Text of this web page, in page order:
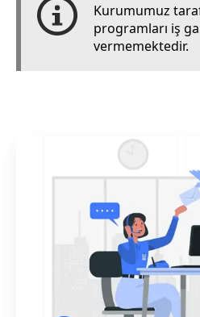
Kurumumuz
programları iş
vermemektedir.